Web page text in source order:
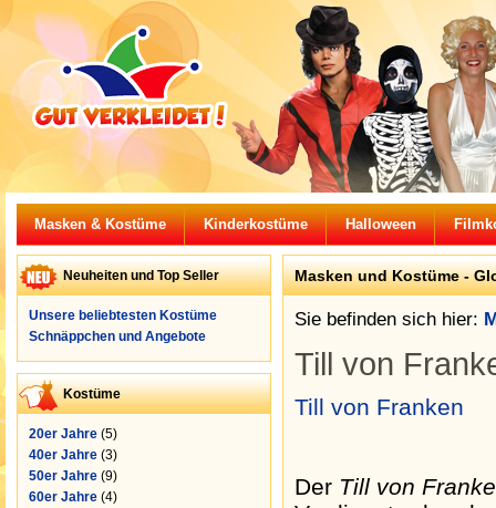
Masken & Kostüme Kinderkostüme Halloween
Neuheiten und Top Seller
Unsere beliebtesten Kostüme
Schnäppchen und Angebote
Kostüme
20er Jahre (5)
40er Jahre (3)
50er Jahre (9)
60er Jahre (4)
Masken und Kostüme -
Sie befinden sich hier:
Till von
Till von Franken
Der Till von